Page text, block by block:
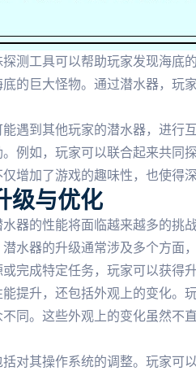
测工具可以帮助玩家发现海底
的巨大怪物。通过潜水器，玩
遇到其他玩家的潜水器，进行
例如，玩家可以联合起来共同
增加了游戏的趣味性，也使得
级与优化
器的性能将面临越来越多的挑
水器的升级通常涉及多个方面
完成特定任务，玩家可以获得
提升，还包括外观上的变化。
同。这些外观上的变化虽然不
对其操作系统的调整。玩家可